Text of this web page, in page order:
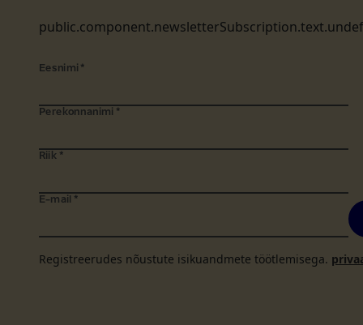
Eesnimi *
Perekonnanimi *
Riik *
E-mail *
Registreerudes nõustute isikuandmete töötlemisega.